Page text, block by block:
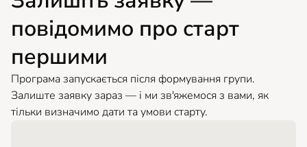
повідомимо про старт
першими
Програма запускається після формування групи.
Залиште заявку зараз — і ми зв'яжемося з вами, як
тільки визначимо дати та умови старту.